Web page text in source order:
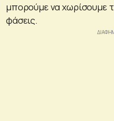
μπορούμε να χωρίσουμε
φάσεις.